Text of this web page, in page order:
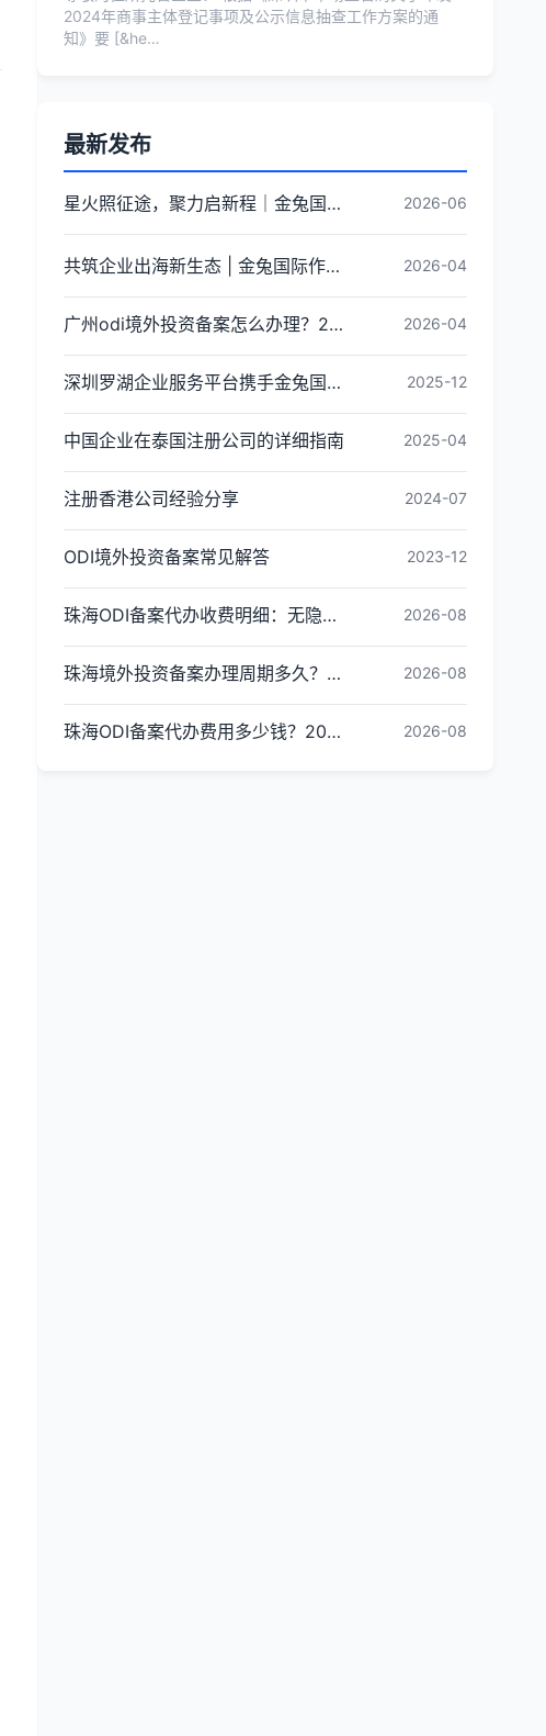
2024年商事主体登记事项及公示信息抽查工作方案的通
知》要 [&he…
最新发布
星火照征途，聚力启新程｜金兔国际井冈山红色研学团建圆满收官 2026-06
共筑企业出海新生态 | 金兔国际作为代表单位亮相宝安区出海服务中心揭牌仪式 2026-04
广州odi境外投资备案怎么办理？2026年最新流程详解 2026-04
深圳罗湖企业服务平台携手金兔国际ODI备案专家,共建跨境出海全链条服务新生态 2025-12
中国企业在泰国注册公司的详细指南 2025-04
注册香港公司经验分享 2024-07
ODI境外投资备案常见解答 2023-12
珠海ODI备案代办收费明细：无隐形消费更透明 2026-08
珠海境外投资备案办理周期多久？ODI备案下证时间 2026-08
珠海ODI备案代办费用多少钱？2026最新收费标准 2026-08